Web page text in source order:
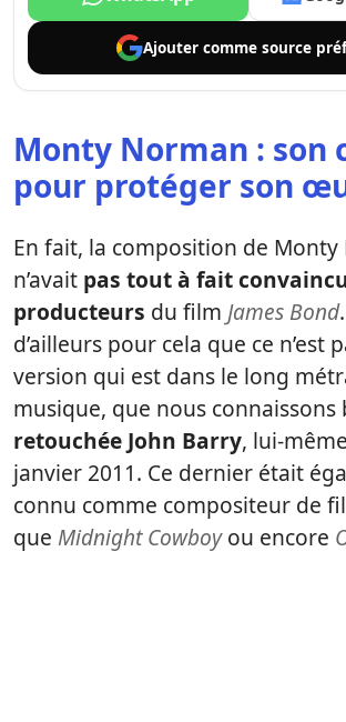
Ajouter comme source
Monty Norman : son
pour protéger son
En fait, la composition de
n’avait pas tout à fait
producteurs du film James Bond
d’ailleurs pour cela que ce n’est
version qui est dans le long
musique, que nous connaissons
retouchée John Barry, lui-
janvier 2011. Ce dernier était
connu comme compositeur de
que Midnight Cowboyou encore